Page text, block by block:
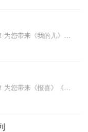
郭德纲历年相声2015爆笑上线！为您带来《我的儿》《驸马爷》《太子争宠》等高能相声！各种爆笑包袱等你...
郭德纲历年相声2014爆笑上线！为您带来《报喜》《瞧这一家子》《王八托石碑》等高能相声！各种爆笑包袱...